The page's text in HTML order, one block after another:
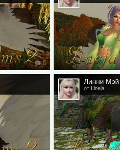
0
Линни Мэй
от Lineja